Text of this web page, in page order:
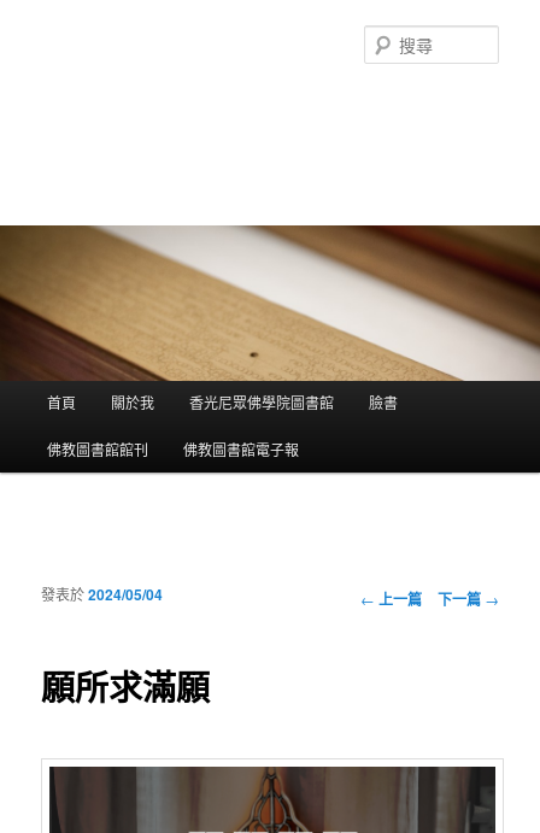
尋
跳到主內容
跳到第二內容
首頁 關於我 香光尼眾佛學院圖書館 臉書
佛教圖書館館刊 佛教圖書館電子報
瀏覽文章
← 上一篇 下一篇 →
願所求滿願
發表於2024/05/04